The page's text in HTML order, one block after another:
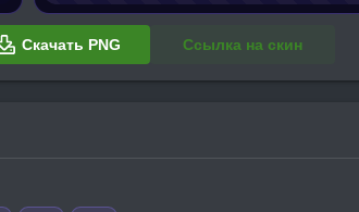
Скачать PNG Ссылка на скин